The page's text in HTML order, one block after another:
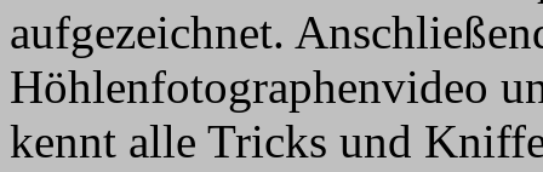
aufgezeichnet.
Höhlenfotographenvideo
kennt alle Tricks und